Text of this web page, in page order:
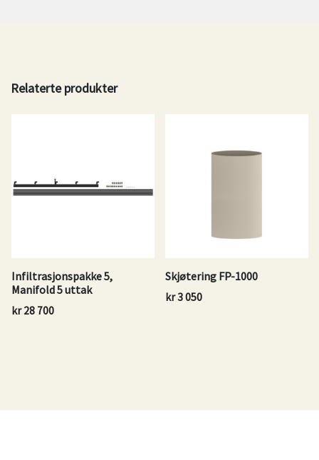
Relaterte produkter
Infiltrasjonspakke 5,
Manifold 5 uttak
kr28 700
Skjøtering FP-1000
kr3 050